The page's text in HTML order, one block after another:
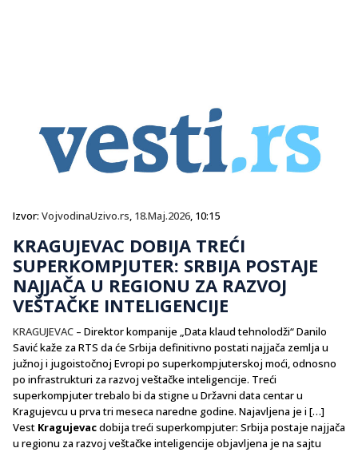
Izvor: VojvodinaUzivo.rs, 18.Maj.2026, 10:15
KRAGUJEVAC DOBIJA TREĆI
SUPERKOMPJUTER: SRBIJA POSTAJE
NAJJAČA U REGIONU ZA RAZVOJ
VEŠTAČKE INTELIGENCIJE
KRAGUJEVAC – Direktor kompanije „Data klaud tehnolodži“ Danilo
Savić kaže za RTS da će Srbija definitivno postati najjača zemlja u
južnoj i jugoistočnoj Evropi po superkompjuterskoj moći, odnosno
po infrastrukturi za razvoj veštačke inteligencije. Treći
superkompjuter trebalo bi da stigne u Državni data centar u
Kragujevcu u prva tri meseca naredne godine. Najavljena je i […]
Vest Kragujevacdobija treći superkompjuter: Srbija postaje najjača
u regionu za razvoj veštačke inteligencije objavljena je na sajtu